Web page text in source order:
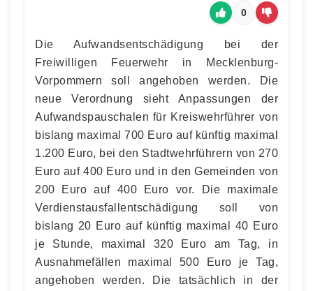
0
Die Aufwandsentschädigung bei der
Freiwilligen Feuerwehr in Mecklenburg-
Vorpommern soll angehoben werden. Die
neue Verordnung sieht Anpassungen der
Aufwandspauschalen für Kreiswehrführer von
bislang maximal 700 Euro auf künftig maximal
1.200 Euro, bei den Stadtwehrführern von 270
Euro auf 400 Euro und in den Gemeinden von
200 Euro auf 400 Euro vor. Die maximale
Verdienstausfallentschädigung soll von
bislang 20 Euro auf künftig maximal 40 Euro
je Stunde, maximal 320 Euro am Tag, in
Ausnahmefällen maximal 500 Euro je Tag,
angehoben werden. Die tatsächlich in der